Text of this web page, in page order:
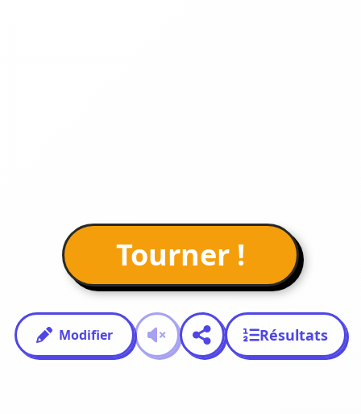
Tourner !
Modifier Résultats